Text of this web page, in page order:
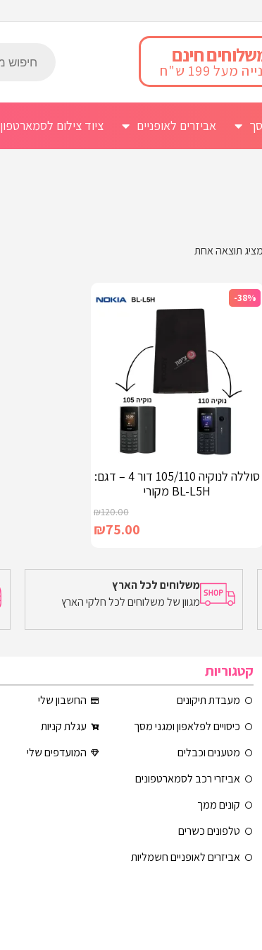
חינם
מעל 199 ש"ח
אביזרים לאופניים ציוד צילום לסמארטפון
מציג תוצאה אחת
-38%
סוללה לנוקיה 105/110 דור 4 – דגם:
BL-L5H מקורי
₪120.00
₪75.00
הוספה לסל
משלוחים לכל הארץ
מגוון של משלוחים לכל חלקי הארץ
קטגוריות
מעבדת תיקונים
כיסויים לפלאפון ומגני מסך
מטענים וכבלים
אביזרי רכב לסמארטפונים
קונים ממך
טלפונים כשרים
אביזרים לאופניים חשמליות
החשבון שלי
עגלת קניות
המועדפים שלי